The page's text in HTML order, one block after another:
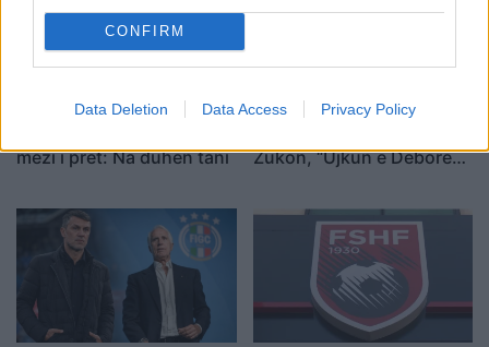
CONFIRM
Data Deletion Data Access Privacy Policy
Diallo përmend katër yjet
mezi i pret: Na duhen tani
Korça dhe tifozët
Zukon, “Ujkun e Dëborës”